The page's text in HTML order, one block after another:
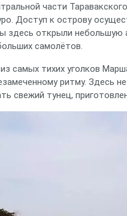
части
Доступ к острову
здесь открыли
самолётов.
самых тихих уголков
ритму. Здесь
свежий тунец,